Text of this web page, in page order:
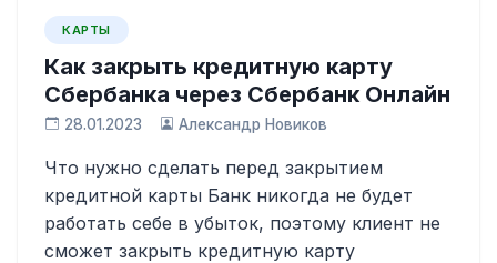
КАРТЫ
Как закрыть кредитную карту
Сбербанка через Сбербанк Онлайн
28.01.2023 Александр Новиков
Что нужно сделать перед закрытием
кредитной карты Банк никогда не будет
работать себе в убыток, поэтому клиент не
сможет закрыть кредитную карту